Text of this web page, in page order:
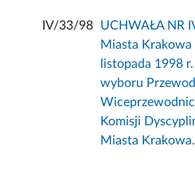
IV/33/98
UCHWAŁA NR
Miasta Krakowa
listopada 1998
wyboru
Komisji
Miasta Krakowa.